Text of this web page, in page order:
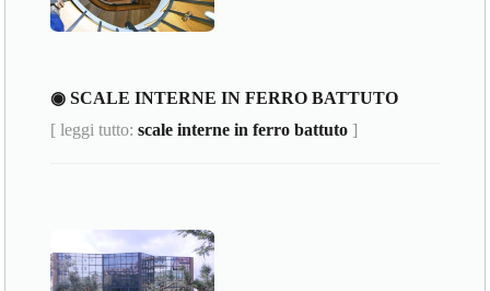
◉ SCALE INTERNE IN FERRO BATTUTO
[ leggi tutto:scale interne in ferro battuto ]